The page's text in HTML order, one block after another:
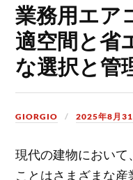
業務用エア
適空間と省
な選択と管
GIORGIO 2025年8月31
現代の建物におい
ことはさまざまな